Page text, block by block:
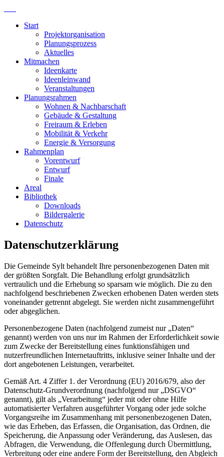
Start
Projektorganisation
Planungsprozess
Aktuelles
Mitmachen
Ideenkarte
Ideenleinwand
Veranstaltungen
Planungsrahmen
Wohnen & Nachbarschaft
Gebäude & Gestaltung
Freiraum & Erleben
Mobilität & Verkehr
Energie & Versorgung
Rahmenplan
Vorentwurf
Entwurf
Finale
Areal
Bibliothek
Downloads
Bildergalerie
Datenschutz
Datenschutzerklärung
Die Gemeinde Sylt behandelt Ihre personenbezogenen Daten mit
der größten Sorgfalt. Die Behandlung erfolgt grundsätzlich
vertraulich und die Erhebung so sparsam wie möglich. Die zu den
nachfolgend beschriebenen Zwecken erhobenen Daten werden stets
voneinander getrennt abgelegt. Sie werden nicht zusammengeführt
oder abgeglichen.
Personenbezogene Daten (nachfolgend zumeist nur „Daten“
genannt) werden von uns nur im Rahmen der Erforderlichkeit sowie
zum Zwecke der Bereitstellung eines funktionsfähigen und
nutzerfreundlichen Internetauftritts, inklusive seiner Inhalte und der
dort angebotenen Leistungen, verarbeitet.
Gemäß Art. 4 Ziffer 1. der Verordnung (EU) 2016/679, also der
Datenschutz-Grundverordnung (nachfolgend nur „DSGVO“
genannt), gilt als „Verarbeitung“ jeder mit oder ohne Hilfe
automatisierter Verfahren ausgeführter Vorgang oder jede solche
Vorgangsreihe im Zusammenhang mit personenbezogenen Daten,
wie das Erheben, das Erfassen, die Organisation, das Ordnen, die
Speicherung, die Anpassung oder Veränderung, das Auslesen, das
Abfragen, die Verwendung, die Offenlegung durch Übermittlung,
Verbreitung oder eine andere Form der Bereitstellung, den Abgleich